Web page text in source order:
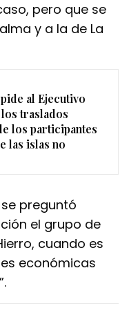
pero que se
y a la de La
al Ejecutivo
traslados
los participantes
las islas no
preguntó
el grupo de
cuando es
económicas